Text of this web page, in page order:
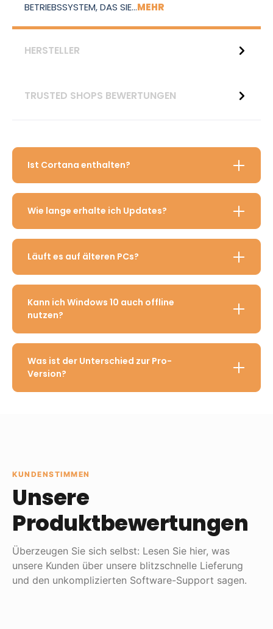
BETRIEBSSYSTEM, DAS SIE…MEHR
HERSTELLER
TRUSTED SHOPS BEWERTUNGEN
Ist Cortana enthalten?
Wie lange erhalte ich Updates?
Läuft es auf älteren PCs?
Kann ich Windows 10 auch offline
nutzen?
Was ist der Unterschied zur Pro-
Version?
KUNDENSTIMMEN
Unsere
Produktbewertungen
Überzeugen Sie sich selbst: Lesen Sie hier, was
unsere Kunden über unsere blitzschnelle Lieferung
und den unkomplizierten Software-Support sagen.